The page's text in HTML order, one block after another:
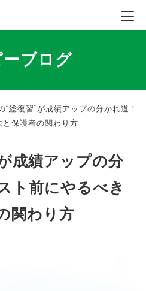
ブログ
“総復習”が成績アップの分かれ道！
保護者の関わり方
成績アップの分
ト前にやるべき
関わり方